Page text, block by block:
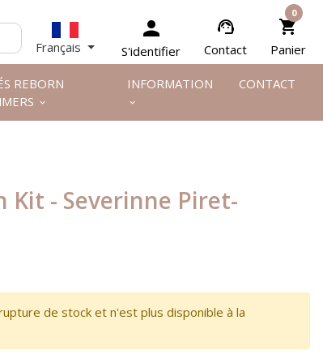
Français
person
S'identifier
support_agent
Contact
shopping_cart
0
Panier
REBORN
keyboard_arrow_down
INFORMATION
keyboard_arrow_down
CONTACT


Kit - Severinne Piret-
de stock et n'est plus disponible à la